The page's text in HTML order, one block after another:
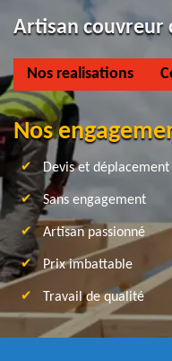
Artisan couvreur
Nos realisations
Nos
Devis et
Sans engagement
Artisan passionné
Prix imbattable
Travail de qualité